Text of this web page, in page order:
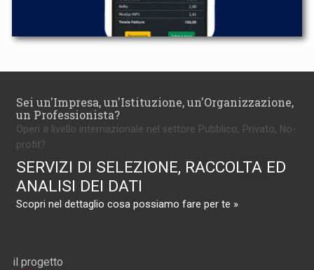
Sei un'Impresa, un'Istituzione, un'Organizzazione,
un Professionista?
Operi a livello internazionale nel settore Pubblico, Privato, No-
profit?
SERVIZI DI SELEZIONE, RACCOLTA ED
ANALISI DEI DATI
Scopri nel dettaglio cosa possiamo fare per te »
il progetto